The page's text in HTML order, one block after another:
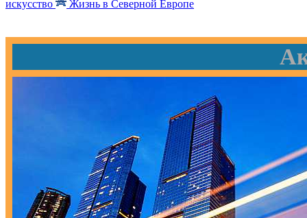
искусство Жизнь в Северной Европе